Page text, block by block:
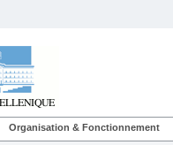
Organisation & Fonctionnement